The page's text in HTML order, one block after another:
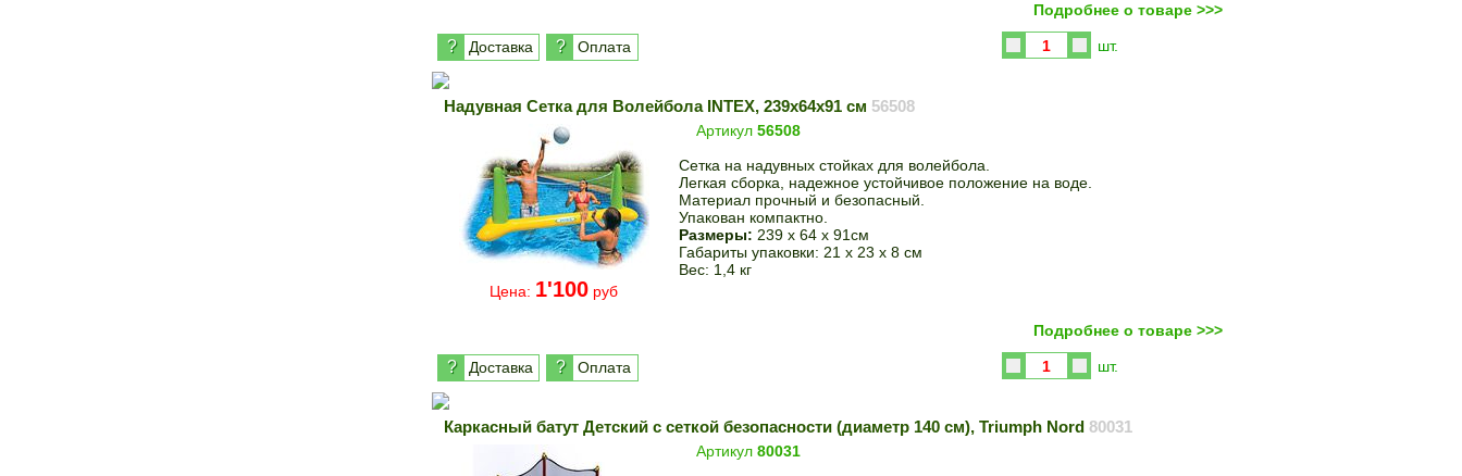
? Доставка ? Оплата
Подробнее о товаре >>>
шт.
Надувная Сетка для Волейбола INTEX, 239x64x91 см 56508
Цена: 1'100 руб
Артикул 56508
Сетка на надувных стойках для волейбола.
Легкая сборка, надежное устойчивое положение на воде.
Материал прочный и безопасный.
Упакован компактно.
Размеры: 239 х 64 х 91см
Габариты упаковки: 21 х 23 х 8 см
Вес: 1,4 кг
? Доставка ? Оплата
Подробнее о товаре >>>
шт.
Каркасный батут Детский с сеткой безопасности (диаметр 140 см), Triumph Nord 80031
Артикул 80031